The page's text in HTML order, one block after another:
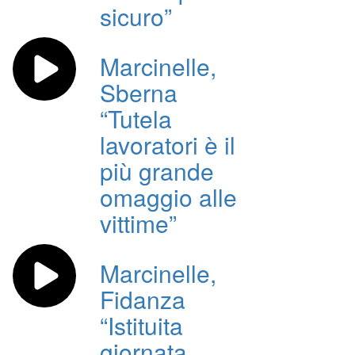
sicuro”
Marcinelle,
Sberna
“Tutela
lavoratori è il
più grande
omaggio alle
vittime”
Marcinelle,
Fidanza
“Istituita